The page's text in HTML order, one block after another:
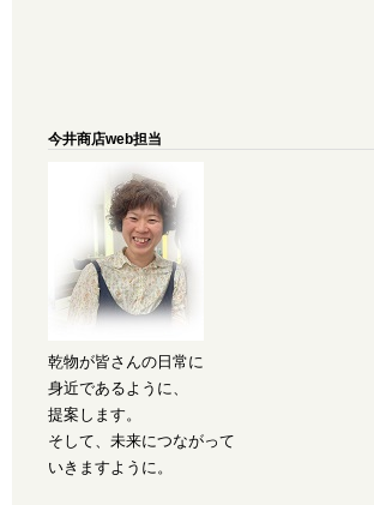
今井商店web担当
乾物が皆さんの日常に
身近であるように、
提案します。
そして、未来につながって
いきますように。